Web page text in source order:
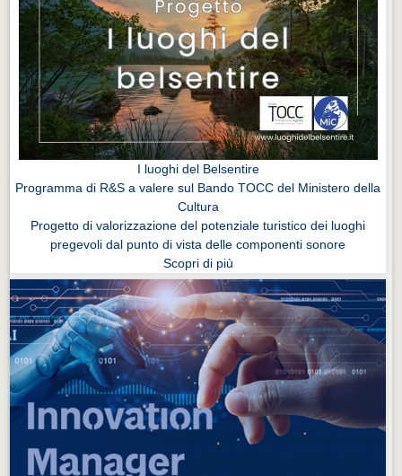
I luoghi del Belsentire
Programma di R&S a valere sul Bando TOCC del Ministero della
Cultura
Progetto di valorizzazione del potenziale turistico dei luoghi
pregevoli dal punto di vista delle componenti sonore
Scopri di più